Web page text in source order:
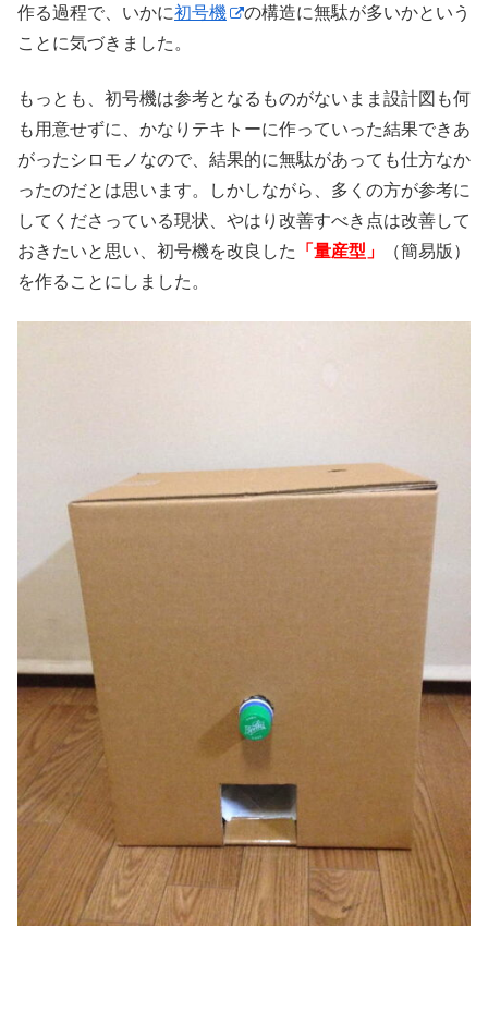
作る過程で、いかに初号機
の構造に無駄が多いかという
ことに気づきました。
もっとも、初号機は参考となるものがないまま設計図も何
も用意せずに、かなりテキトーに作っていった結果できあ
がったシロモノなので、結果的に無駄があっても仕方なか
ったのだとは思います。しかしながら、多くの方が参考に
してくださっている現状、やはり改善すべき点は改善して
おきたいと思い、初号機を改良した
「量産型」
（簡易版）
を作ることにしました。